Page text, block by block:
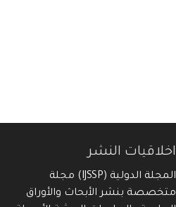
اخلاقيات النشر
المجلة الدولية (IJSSP) مجلة
متخصصة بنشر الأبحاث والأوراق